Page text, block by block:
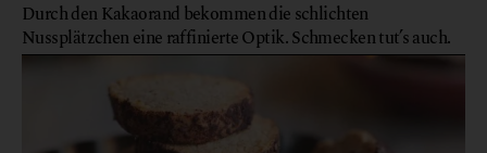
Durch den Kakaorand bekommen die schlichten
Nussplätzchen eine raffinierte Optik. Schmecken tut’s auch.